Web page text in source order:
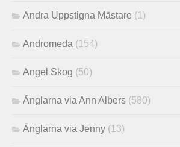
Andra Uppstigna Mästare (1)
Andromeda (154)
Angel Skog (50)
Änglarna via Ann Albers (580)
Änglarna via Jenny (13)